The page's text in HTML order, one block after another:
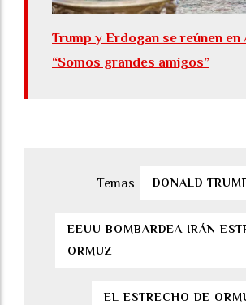
Trump y Erdogan se reúnen en
“Somos grandes amigos”
DONALD
EEUU BOMBARDEA IRÁN
ORMUZ
EL ESTRECHO DE